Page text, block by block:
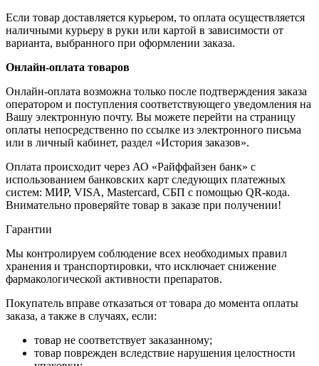
Если товар доставляется курьером, то оплата осуществляется
наличными курьеру в руки или картой в зависимости от
варианта, выбранного при оформлении заказа.
Онлайн-оплата товаров
Онлайн-оплата возможна только после подтверждения заказа
оператором и поступления соответствующего уведомления на
Вашу электронную почту. Вы можете перейти на страницу
оплаты непосредственно по ссылке из электронного письма
или в личный кабинет, раздел «История заказов».
Оплата происходит через АО «Райффайзен банк» с
использованием банковских карт следующих платежных
систем: МИР, VISA, Mastercard, СБП с помощью QR-кода.
Внимательно проверяйте товар в заказе при получении!
Гарантии
Мы контролируем соблюдение всех необходимых правил
хранения и транспортировки, что исключает снижение
фармакологической активности препаратов.
Покупатель вправе отказаться от товара до момента оплаты
заказа, а также в случаях, если:
товар не соответствует заказанному;
товар поврежден вследствие нарушения целостности